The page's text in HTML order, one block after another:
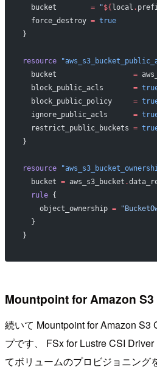
  bucket
        =
"${ local .
  force_destroy
= true
}
resource
  bucket
                  =
  block_public_acls
       =
  block_public_policy
     =
  ignore_public_acls
      =
  restrict_public_buckets
=
}
resource
  bucket
= aws_s3_bucket .
  rule
{
    object_ownership
=
  }
}
Mountpoint for Amazon S3
続いて Mountpoint for Amazon S3
プです、 FSx for Lustre CSI
てボリュームのプロビジョニング